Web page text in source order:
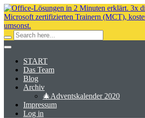
START
Das Team
Blog
Archiv
🎄Adventskalender 2020
Impressum
Log in